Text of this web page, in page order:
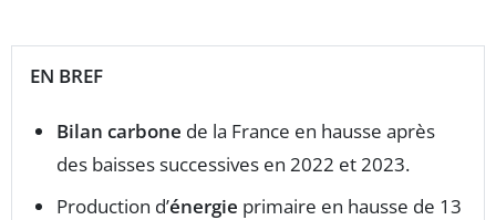
EN BREF
Bilan carbone de la France en hausse après
des baisses successives en 2022 et 2023.
Production d’énergie primaire en hausse de 13